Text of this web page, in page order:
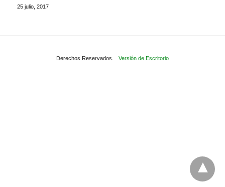
25 julio, 2017
Derechos Reservados. Versión de Escritorio